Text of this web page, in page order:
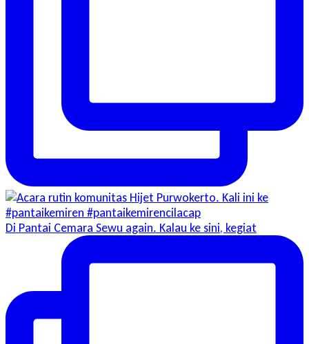
Di Pantai Cemara Sewu again. Kalau ke sini, kegiat